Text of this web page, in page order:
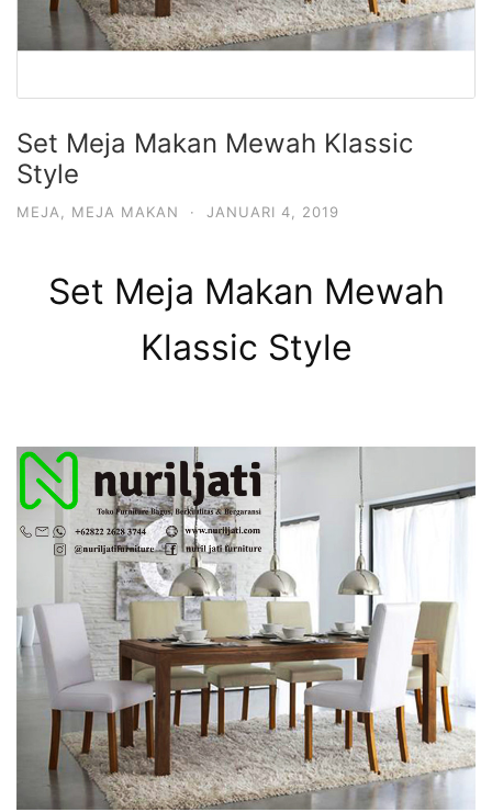
Set Meja Makan Mewah Klassic
Style
MEJA, MEJA MAKAN · JANUARI 4, 2019
Set Meja Makan Mewah
Klassic Style